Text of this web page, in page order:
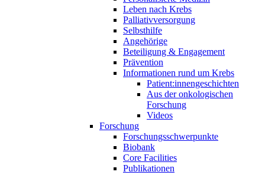
Leben nach Krebs
Palliativversorgung
Selbsthilfe
Angehörige
Beteiligung & Engagement
Prävention
Informationen rund um Krebs
Patient:innengeschichten
Aus der onkologischen
Forschung
Videos
Forschung
Forschungsschwerpunkte
Biobank
Core Facilities
Publikationen